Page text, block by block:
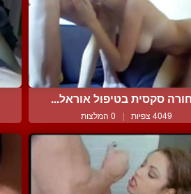
סקסית בטיפול אוראל...
4049 צפיות | 0 המלצות